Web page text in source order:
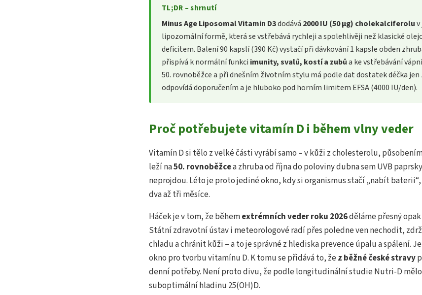
TL;DR – shrnutí
Minus Age Liposomal Vitamin D3dodává 2000 IU (50 µg) cholekalciferoluv
lipozomální formě, která se vstřebává rychleji a spolehlivěji než klasické
deficitem. Balení 90 kapslí (390 Kč) vystačí při dávkování 1 kapsle obden
přispívá k normální funkci imunity, svalů, kostí a zubůa ke vstřebávání
50. rovnoběžce a při dnešním životním stylu má podle dat dostatek déčka jen
odpovídá doporučením a je hluboko pod horním limitem EFSA (4000 IU/den).
Proč potřebujete vitamín D i během vlny veder
Vitamín D si tělo z velké části vyrábí samo – v kůži z cholesterolu,
leží na50. rovnoběžcea zhruba od října do poloviny dubna sem UVB
neprojdou. Léto je proto jediné okno, kdy si organismus stačí „nabít
dva až tři měsíce.
Háček je v tom, že běhemextrémních veder roku 2026děláme přesný
Státní zdravotní ústav i meteorologové radí přes poledne ven nechodit,
chladu a chránit kůži – a to je správné z hlediska prevence úpalu a spálení.
okno pro tvorbu vitamínu D. K tomu se přidává to, žez běžné české stravy
denní potřeby. Není proto divu, že podle longitudinální studie Nutri-D
suboptimální hladinu 25(OH)D.